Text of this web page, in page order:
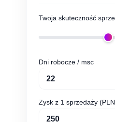
Twoja skuteczność
Dni robocze / msc
Zysk z 1 sprzedaży